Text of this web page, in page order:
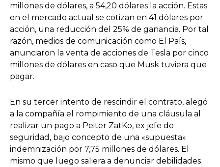
millones de dólares, a 54,20 dólares la acción. Estas
en el mercado actual se cotizan en 41 dólares por
acción, una reducción del 25% de ganancia. Por tal
razón, medios de comunicación como El País,
anunciaron la venta de acciones de Tesla por cinco
millones de dólares en caso que Musk tuviera que
pagar.
En su tercer intento de rescindir el contrato, alegó
a la compañía el rompimiento de una cláusula al
realizar un pago a Peiter ZatKo, ex jefe de
seguridad, bajo concepto de una «supuesta»
indemnización por 7,75 millones de dólares. El
mismo que luego saliera a denunciar debilidades